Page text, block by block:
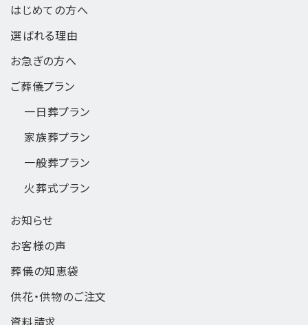
はじめての方へ
選ばれる理由
お急ぎの方へ
ご葬儀プラン
一日葬プラン
家族葬プラン
一般葬プラン
火葬式プラン
お知らせ
お客様の声
葬儀の知恵袋
供花・供物のご注文
資料請求